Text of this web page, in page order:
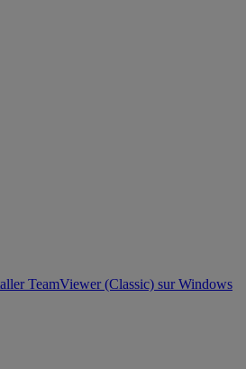
TeamViewer (Classic) sur Windows